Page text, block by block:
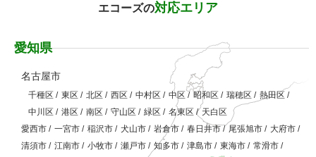
エコーズの対応エリア
愛知県
名古屋市
千種区 / 東区 / 北区 / 西区 / 中村区 / 中区 / 昭和区 / 瑞穂区 / 熱田区 /
中川区 / 港区 / 南区 / 守山区 / 緑区 / 名東区 / 天白区
愛西市 / 一宮市 / 稲沢市 / 犬山市 / 岩倉市 / 春日井市 / 尾張旭市 / 大府市 /
清須市 / 江南市 / 小牧市 / 瀬戸市 / 知多市 / 津島市 / 東海市 / 常滑市 /